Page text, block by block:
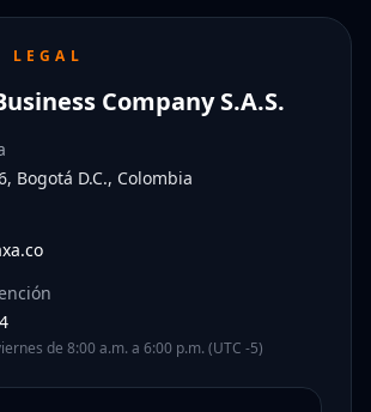
LEGAL
Company S.A.S.
Bogotá D.C., Colombia
de 8:00 a.m. a 6:00 p.m. (UTC -5)